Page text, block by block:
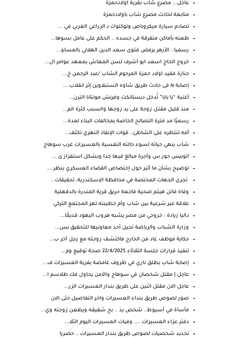
عاجل... مصرع شاب بقرية اولادحمزة
متابعة لحادث مصرع شاب باولادحمزة
تصادم سيارة ميكروباص وتوكتوك بـ الزراعي الغربي في ...
طعنه بأماكن متفرقة في جسده .. الحكم على عامل بسوها...
رسميا.. الأزهر يرفض فتوى سعد الدين الهلالي بالمساو...
خروج الحاج اسعد ابو أشرف لسن المعاش بمعهد عوامر ال...
جنازة فقيد اولاد حمزة المرحوم الشاب /عبد الرحمن خ...
إصابة ١٧ فى حادث طريق شاوه السنبلاوين إثر انقلاب ...
أغنية “يا بابا” تُدخل ديستانكت وفرنش مونتانا الترن...
منذ قليل مقتـل زوجة على يد زوجها والسبب كثرة الم...
رسميًا مد فترة التصالح الخاصة بمخالفات البناء لمدة...
أمه تنتظره على الشاطئ.. قوات الإنقاذ النهري تكثف...
شاب ينهي حياته لسوء حالته النفسية بالعسيرات غرب سوهاج
اتوبيس حور س وأجرة مبالغ فيها جدا وبشكل استفزاز ى ...
توضيح بشأن ما أثير حول إختصاص القضاء العسكري بنظر ...
تجرى الجهات المختصة في محافظة الإسكندرية، تحقيقات...
وفاة فاتن هيثم ضحية فاجعة حريق قرية المندرة بالدقهلية
علاقة غير شرعية بين شاب وأم خطيبته تهز المجتمع التركي
داليا زيادة : خروجي من مصر يشبه هروب اليهود قديمًا...
وزارة الشباب والرياضة تحيل أحد معاونيها للتحقيق بس...
حكاية موظف عاد من الخارج فاكتشف زوجته مع رجل آخر ب...
تنفيذ قرارات جلسة الثلاثاء 22/4/2025 صحة توقيع وم...
إصابة شاب بطلق ناري في ظروف غامضة بقرية العسيرات ف...
عاجل | مقتل شخصان في سوهاج والأمن يحاول فك طلاسم ا...
عاجل الان مقتل اثنين على طريق بندار العسيرات الزر...
صور لصوص طريق بنداء العسيرات واخر التفاصيل حتى الان
مأساة في أسيوط.. شخص يذ .. بح شقيقه ويطعن زوجته وي...
دفتر عزاء العسيرات .... وفيات العسيرات اليوم الثلا...
تحديد شخصيات لصوص طريق بندار العسيرات .. حصريا